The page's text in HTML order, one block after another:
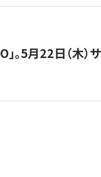
。5月22日（木）